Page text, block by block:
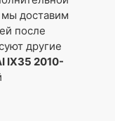
доставим
после
другие
IX35 2010-